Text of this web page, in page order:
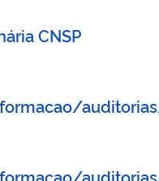
CNSP
auditorias/
auditorias/